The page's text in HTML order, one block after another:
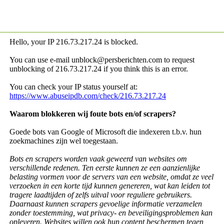
Hello, your IP 216.73.217.24 is blocked.
You can use e-mail unblock@persberichten.com to request
unblocking of 216.73.217.24 if you think this is an error.
You can check your IP status yourself at:
https://www.abuseipdb.com/check/216.73.217.24
Waarom blokkeren wij foute bots en/of scrapers?
Goede bots van Google of Microsoft die indexeren t.b.v. hun
zoekmachines zijn wel toegestaan.
Bots en scrapers worden vaak geweerd van websites om
verschillende redenen. Ten eerste kunnen ze een aanzienlijke
belasting vormen voor de servers van een website, omdat ze veel
verzoeken in een korte tijd kunnen genereren, wat kan leiden tot
tragere laadtijden of zelfs uitval voor reguliere gebruikers.
Daarnaast kunnen scrapers gevoelige informatie verzamelen
zonder toestemming, wat privacy- en beveiligingsproblemen kan
opleveren. Websites willen ook hun content beschermen tegen